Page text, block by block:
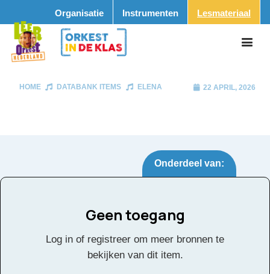
Organisatie Instrumenten Lesmateriaal
HOME DATABANK ITEMS ELENA 22 APRIL, 2026
Onderdeel van:
Geen toegang
Log in of registreer om meer bronnen te
bekijken van dit item.